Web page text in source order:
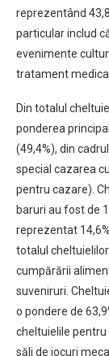
reprezentând
particular includ
evenimente
tratament
Din totalul
ponderea
(49,4%), din
special cazarea
pentru cazare).
baruri au fost de
reprezentat
totalul
cumpărării
suveniruri.
o pondere de
cheltuielile pentru
săli de jocuri